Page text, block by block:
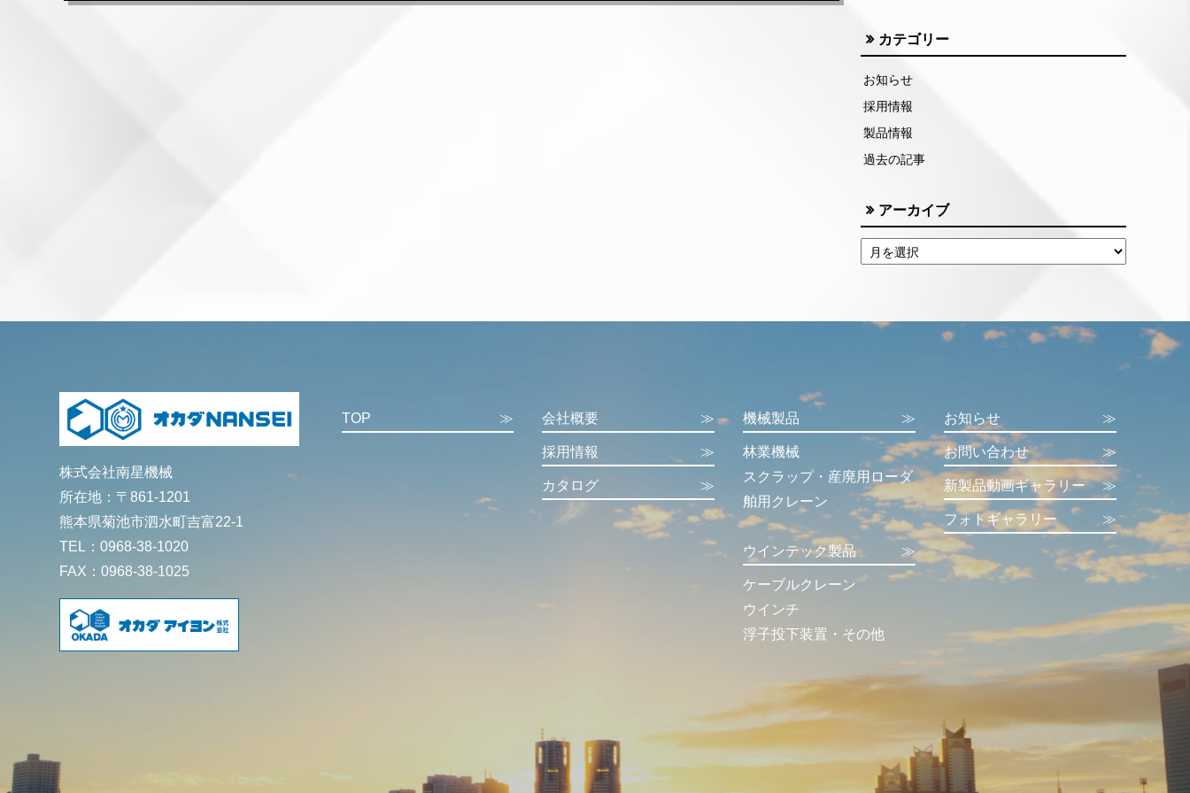
カテゴリー
お知らせ
採用情報
製品情報
過去の記事
アーカイブ
株式会社南星機械
所在地：〒861-1201
熊本県菊池市泗水町吉富22-1
TEL：0968-38-1020
FAX：0968-38-1025
TOP ≫ 会社概要 ≫
採用情報 ≫
カタログ ≫
機械製品 ≫
林業機械
スクラップ・産廃用ローダ
舶用クレーン
ウインテック製品 ≫
ケーブルクレーン
ウインチ
浮子投下装置・その他
お知らせ ≫
お問い合わせ ≫
新製品動画ギャラリー ≫
フォトギャラリー ≫